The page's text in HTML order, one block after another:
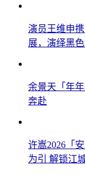
演员王维申
展，演绎黑
余景天「年
奔赴
许嵩2026「
为引 解锁江